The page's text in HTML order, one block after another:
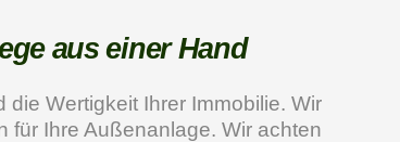
aus einer Hand
Wertigkeit Ihrer Immobilie. Wir
für Ihre Außenanlage. Wir achten